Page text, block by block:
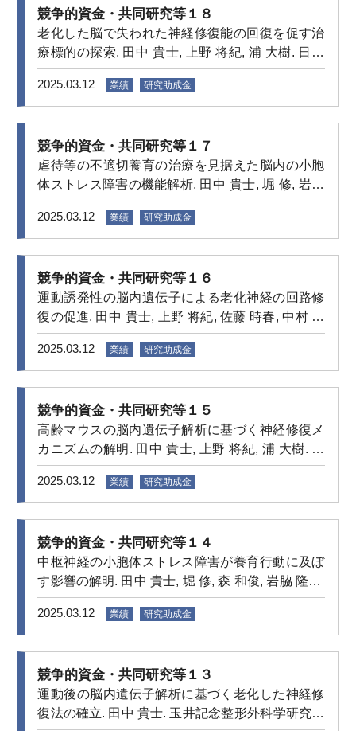
競争的資金・共同研究等１８
老化した脳で失われた神経修復能の回復を促す治
療標的の探索. 田中 貴士, 上野 将紀, 浦 大樹. 日本
学術振興会 科学研究費助成事業 挑戦的研究 (萌
芽). 2024年6月–2027年3月
2025.03.12 業績 研究助成金
競争的資金・共同研究等１７
虐待等の不適切養育の治療を見据えた脳内の小胞
体ストレス障害の機能解析. 田中 貴士, 堀 修, 岩脇
隆夫, 古山 貴文, 竹屋 元裕, 浦 大樹, 田中 聡. 日本学
術振興会 科学研究費助成事業 基盤研究 (B). 2024
年4月–2027年3月
2025.03.12 業績 研究助成金
競争的資金・共同研究等１６
運動誘発性の脳内遺伝子による老化神経の回路修
復の促進. 田中 貴士, 上野 将紀, 佐藤 時春, 中村 由
香, 浦 大樹. 新潟大学脳研究所 共同利用・ 共同研
究費. 2024年4月–2025年3月
2025.03.12 業績 研究助成金
競争的資金・共同研究等１５
高齢マウスの脳内遺伝子解析に基づく神経修復メ
カニズムの解明. 田中 貴士, 上野 将紀, 浦 大樹. 肥
後医育振興会 医学研究助成. 2023年11月–2024年
10月
2025.03.12 業績 研究助成金
競争的資金・共同研究等１４
中枢神経の小胞体ストレス障害が養育行動に及ぼ
す影響の解明. 田中 貴士, 堀 修, 森 和俊, 岩脇 隆夫,
古山 貴文, 西村 伸一郎, 山本 隆敏, 田中 聡, 浦 大樹.
熊本保健科学大学 教育研究プログラム・拠点研究
プロジェクト (A). 2023年7月–2026年3月
2025.03.12 業績 研究助成金
競争的資金・共同研究等１３
運動後の脳内遺伝子解析に基づく老化した神経修
復法の確立. 田中 貴士. 玉井記念整形外科学研究肋